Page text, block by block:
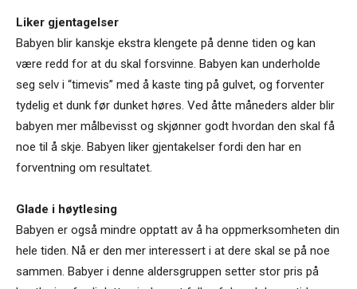
Liker gjentagelser
Babyen blir kanskje ekstra klengete på denne tiden og kan
være redd for at du skal forsvinne. Babyen kan underholde
seg selv i “timevis” med å kaste ting på gulvet, og forventer
tydelig et dunk før dunket høres. Ved åtte måneders alder blir
babyen mer målbevisst og skjønner godt hvordan den skal få
noe til å skje. Babyen liker gjentakelser fordi den har en
forventning om resultatet.
Glade i høytlesing
Babyen er også mindre opptatt av å ha oppmerksomheten din
hele tiden. Nå er den mer interessert i at dere skal se på noe
sammen. Babyer i denne aldersgruppen setter stor pris på